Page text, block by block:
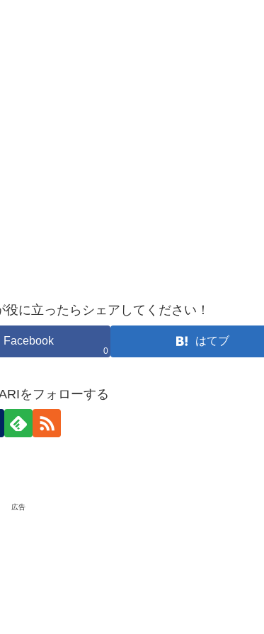
に立ったらシェアしてください！
Facebook
0
はてブ
をフォローする
広告